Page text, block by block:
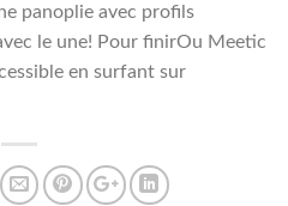
panoplie avec profils
le une! Pour finirOu Meetic
en surfant sur